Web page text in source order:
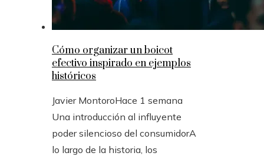
Cómo organizar un boicot
efectivo inspirado en ejemplos
históricos
Javier MontoroHace 1 semana
Una introducción al influyente
poder silencioso del consumidorA
lo largo de la historia, los